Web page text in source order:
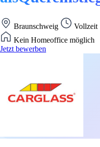
Braunschweig Vollzeit
Kein Homeoffice möglich
Jetzt bewerben